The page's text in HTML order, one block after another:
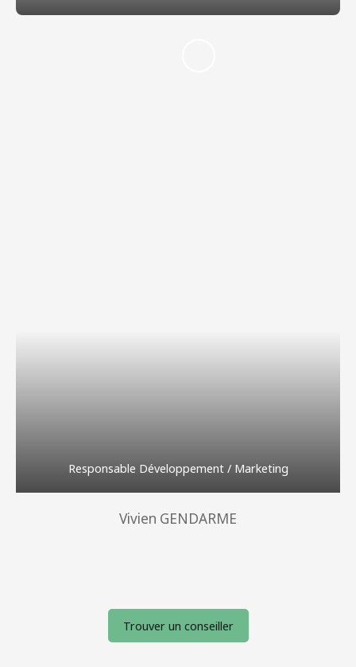
Responsable Développement / Marketing
Vivien GENDARME
Trouver un conseiller